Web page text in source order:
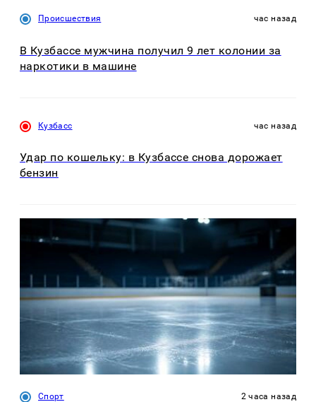
Происшествия час назад
В Кузбассе мужчина получил 9 лет колонии за
наркотики в машине
Кузбасс час назад
Удар по кошельку: в Кузбассе снова дорожает
бензин
Спорт 2 часа назад